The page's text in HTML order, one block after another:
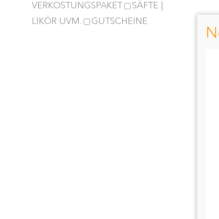
VERKOSTUNGSPAKET
SÄFTE |
LIKÖR UVM.
GUTSCHEINE